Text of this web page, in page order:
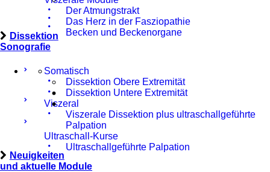
Der Atmungstrakt
Das Herz in der Fasziopathie
Becken und Beckenorgane
Dissektion
Sonografie
Somatisch
Dissektion Obere Extremität
Dissektion Untere Extremität
Viszeral
Viszerale Dissektion plus ultraschallgeführte
Palpation
Ultraschall-Kurse
Ultraschallgeführte Palpation
Neuigkeiten
und aktuelle Module